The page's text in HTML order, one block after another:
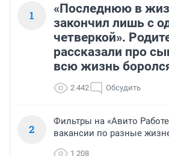
1
«Последнюю в
закончил лишь с
четверкой».
рассказали про
всю жизнь
2 442 Обсудить
2
Фильтры на «Авито
вакансии по разные
1 208